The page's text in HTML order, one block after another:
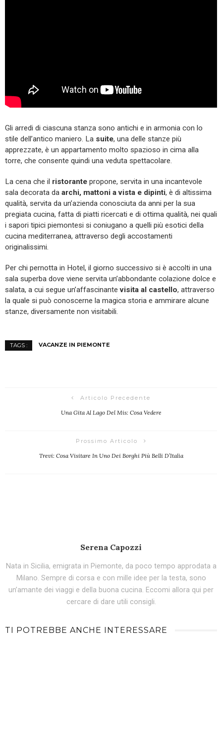
Gli arredi di ciascuna stanza sono antichi e in armonia con lo
stile dell’antico maniero. La suite, una delle stanze più
apprezzate, è un appartamento molto spazioso in cima alla
torre, che consente quindi una veduta spettacolare.
La cena che il ristorante propone, servita in una incantevole
sala decorata da archi, mattoni a vista e dipinti, è di altissima
qualità, servita da un’azienda conosciuta da anni per la sua
pregiata cucina, fatta di piatti ricercati e di ottima qualità, nei quali
i sapori tipici piemontesi si coniugano a quelli più esotici della
cucina mediterranea, attraverso degli accostamenti
originalissimi.
Per chi pernotta in Hotel, il giorno successivo si è accolti in una
sala superba dove viene servita un’abbondante colazione dolce e
salata, a cui segue un’affascinantevisita al castello, attraverso
la quale si può conoscerne la magica storia e ammirare alcune
stanze, diversamente non visitabili.
TAGS : VACANZE IN PIEMONTE
Articolo Precedente
Una Gita Al Lago Del Mis: Cosa Vedere
Prossimo Articolo
Trevi: Cosa Visitare In Uno Dei Borghi Più Belli D’Italia
Serena Capozzi
Nata in Sicilia, emigrata in Piemonte, da poco tempo approdata a
Milano. Sempre di corsa e con mille idee per la testa, sono
un’amante dei viaggi e della buona cucina. Eccomi allora qui per
cercare di dare utili consigli.
TI POTREBBE ANCHE INTERESSARE